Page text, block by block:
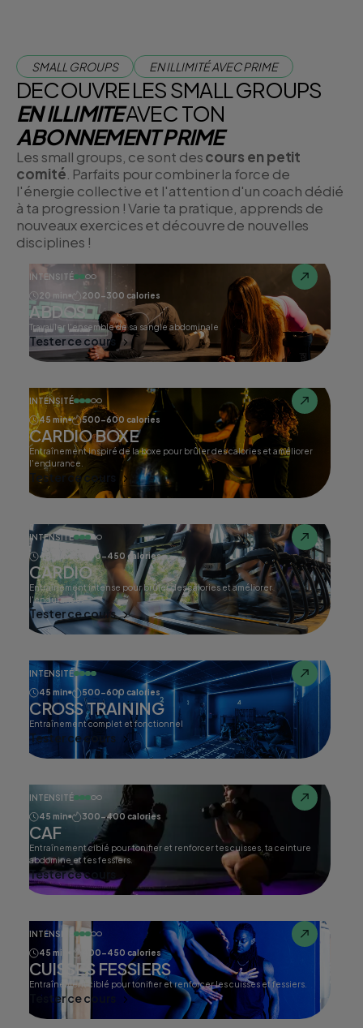
SMALL GROUPS EN ILLIMITÉ AVEC PRIME
DECOUVRE LES SMALL GROUPS
EN ILLIMITEAVEC TON
ABONNEMENT PRIME
Les small groups, ce sont descours en petit
comité . Parfaits pour combiner la force de
l'énergie collective et l'attention d'un coach dédié
à ta progression ! Varie ta pratique, apprends de
nouveaux exercices et découvre de nouvelles
disciplines !
INTENSITÉ
20 min
200-300 calories
ABDOS
Travailler l'ensemble de sa sangle abdominale
Tester ce cours
INTENSITÉ
45 min
500-600 calories
CARDIO BOXE
Entraînement inspiré de la boxe pour brûler des calories et améliorer
l'endurance.
Tester ce cours
INTENSITÉ
45 min
400-450 calories
CARDIO
Entraînement intense pour brûler des calories et améliorer
l'endurance.
Tester ce cours
INTENSITÉ
45 min
500-600 calories
CROSS TRAINING
Entraînement complet et fonctionnel
Tester ce cours
INTENSITÉ
45 min
300-400 calories
CAF
Entraînement ciblé pour tonifier et renforcer tes cuisses, ta ceinture
abdomine et tes fessiers.
Tester ce cours
INTENSITÉ
45 min
400-450 calories
CUISSES FESSIERS
Entraînement ciblé pour tonifier et renforcer les cuisses et fessiers.
Tester ce cours